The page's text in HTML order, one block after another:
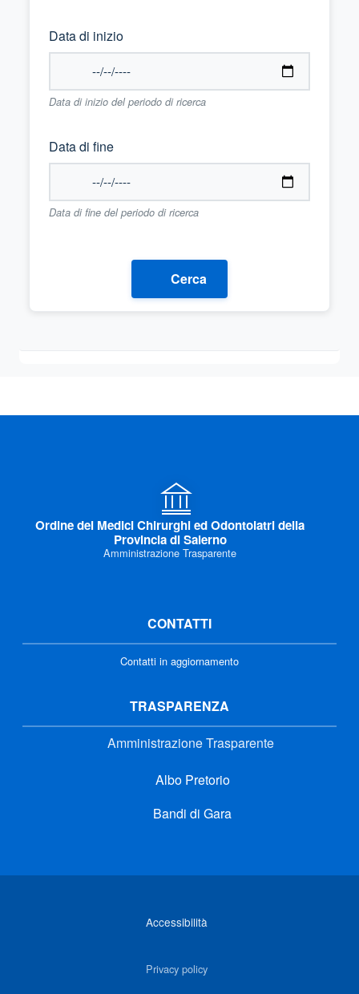
Data di inizio
Data di inizio del periodo di ricerca
Data di fine
Data di fine del periodo di ricerca
Cerca
Ordine dei Medici Chirurghi ed Odontoiatri della
Provincia di Salerno
Amministrazione Trasparente
CONTATTI
Contatti in aggiornamento
TRASPARENZA
Amministrazione Trasparente
Albo Pretorio
Bandi di Gara
Accessibilità
Privacy policy